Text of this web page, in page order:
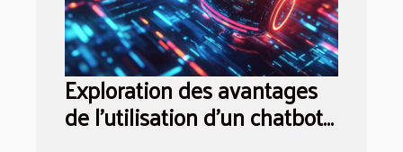
Exploration des avantages
de l'utilisation d'un chatbot